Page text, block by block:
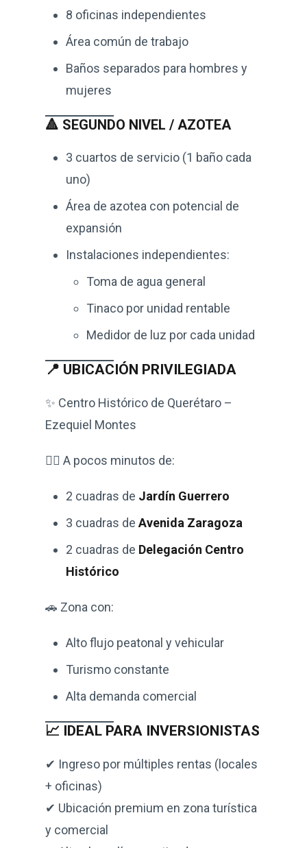
8 oficinas independientes
Área común de trabajo
Baños separados para hombres y
mujeres
🔺 SEGUNDO NIVEL / AZOTEA
3 cuartos de servicio (1 baño cada
uno)
Área de azotea con potencial de
expansión
Instalaciones independientes:
Toma de agua general
Tinaco por unidad rentable
Medidor de luz por cada unidad
📍 UBICACIÓN PRIVILEGIADA
✨ Centro Histórico de Querétaro –
Ezequiel Montes
🚶‍♂️ A pocos minutos de:
2 cuadras de Jardín Guerrero
3 cuadras de Avenida Zaragoza
2 cuadras de Delegación Centro
Histórico
🚗 Zona con:
Alto flujo peatonal y vehicular
Turismo constante
Alta demanda comercial
📈 IDEAL PARA INVERSIONISTAS
✔ Ingreso por múltiples rentas (locales
+ oficinas)
✔ Ubicación premium en zona turística
y comercial